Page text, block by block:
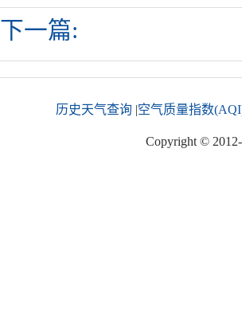
下一篇:
历史天气查询 |空气质量指数
Copyright ©